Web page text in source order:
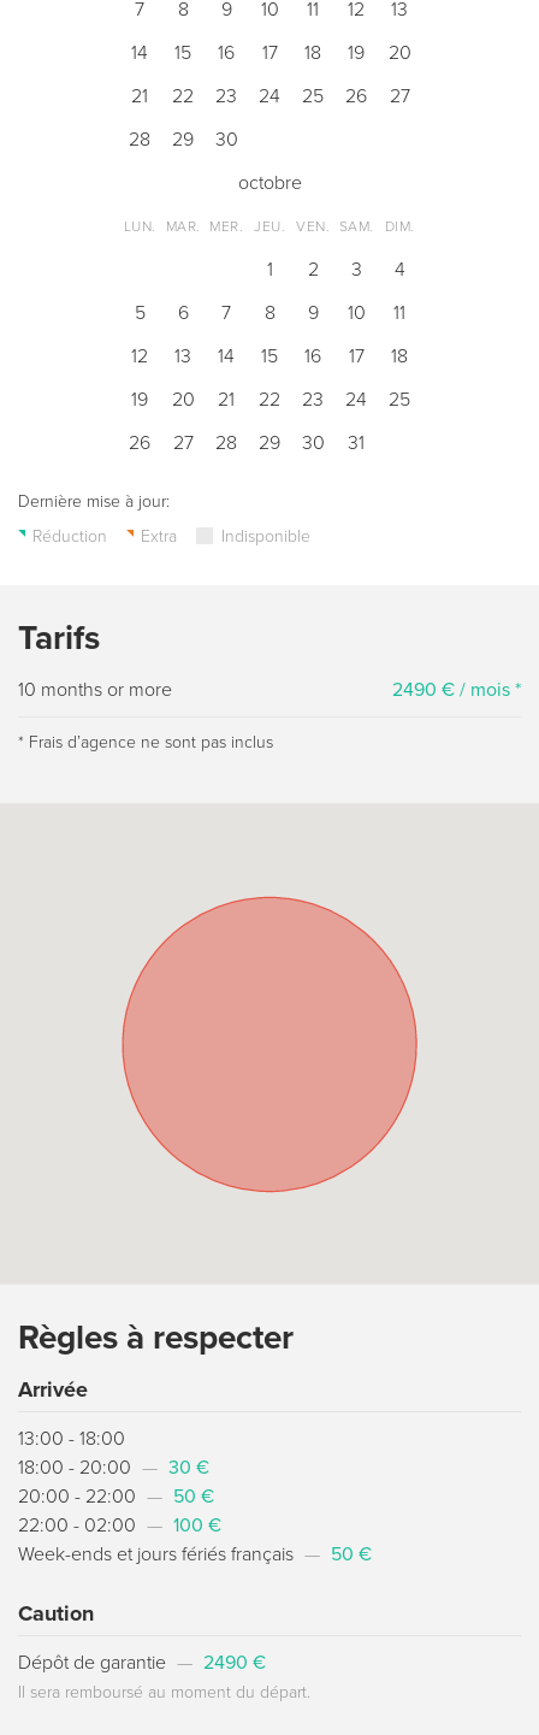
7 8 9 10 11 12
13
14
15 16 17 18 19
20
21
22 23 24 25 26
27
28
29
30
octobre
LUN. MAR. MER. JEU. VEN. SAM. DIM.
1 2 3
4
5
6 7 8 9 10
11
12
13 14 15 16 17
18
19
20 21 22 23 24
25
26
27 28 29 30 31
Dernière mise à jour:
Réduction
Extra Indisponible
Tarifs
10 months or more 2490 € / mois *
* Frais dʼagence ne sont pas inclus
Règles à respecter
Arrivée
13:00 - 18:00
18:00 - 20:00 — 30 €
20:00 - 22:00 — 50 €
22:00 - 02:00 — 100 €
Week-ends et jours fériés français — 50 €
Caution
Dépôt de garantie — 2490 €
Il sera remboursé au moment du départ.